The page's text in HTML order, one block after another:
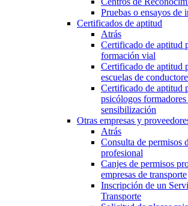
Pruebas o ensayos de
Certificados de aptitud
Atrás
Certificado de aptitud
formación vial
Certificado de aptitud
escuelas de
Certificado de aptitud
psicólogos
sensibilización
Otras empresas y
Atrás
Consulta de permisos
profesional
Canjes de permisos
empresas de transporte
Inscripción de un
Transporte